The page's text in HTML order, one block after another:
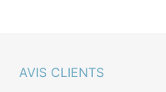
AVIS CLIENTS